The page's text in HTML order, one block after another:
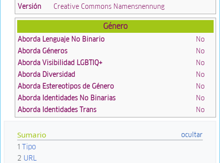
Versión
Creative Commons Namensnennung
Género
Aborda Lenguaje No Binario
No
Aborda Géneros
No
Aborda Visibilidad LGBTIQ+
No
Aborda Diversidad
No
Aborda Estereotipos de Género
No
Aborda Identidades No Binarias
No
Aborda Identidades Trans
No
Sumario
1 Tipo
2 URL